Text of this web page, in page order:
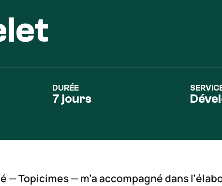
DURÉE
7 jours
— Topicimes — m’a accompagné dans